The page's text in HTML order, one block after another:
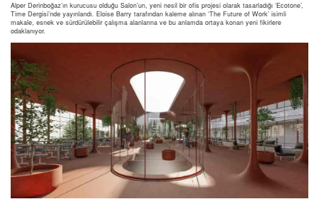
Alper Derinboğaz’ın kurucusu olduğu Salon’un, yeni nesil bir ofis projesi olarak tasarladığı ‘Ecotone’,
Time Dergisi’nde yayınlandı. Eloise Barry tarafından kaleme alınan ‘The Future of Work’ isimli
makale, esnek ve sürdürülebilir çalışma alanlarına ve bu anlamda ortaya konan yeni fikirlere
odaklanıyor.